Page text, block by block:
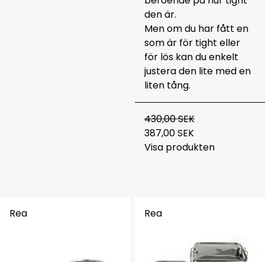
den är.
Men om du har fått en
som är för tight eller
för lös kan du enkelt
justera den lite med en
liten tång.
430,00 SEK
387,00 SEK
Visa produkten
Rea Rea